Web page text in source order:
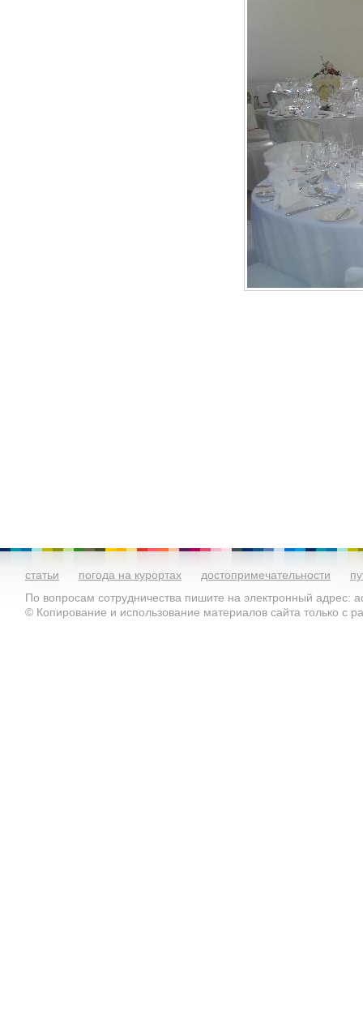
статьи погода на курортах достопримечательности
По вопросам сотрудничества пишите на электронный адрес:
© Копирование и использование материалов сайта только с